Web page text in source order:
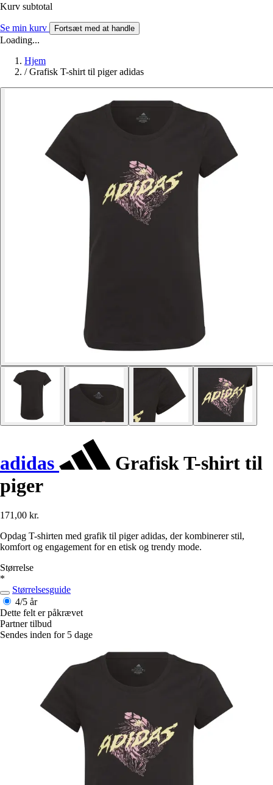
Kurv subtotal
Se min kurv Fortsæt med at handle
Loading...
Hjem
/ Grafisk T-shirt til piger adidas
adidas
Grafisk T-shirt til
piger
171,00 kr.
Opdag T-shirten med grafik til piger adidas, der kombinerer stil,
komfort og engagement for en etisk og trendy mode.
Størrelse
*
Størrelsesguide
4/5 år
Dette felt er påkrævet
Partner tilbud
Sendes inden for 5 dage